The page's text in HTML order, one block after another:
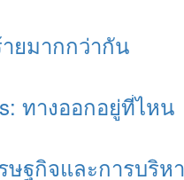
ยมากกว่ากัน
ทางออกอยู่ที่ไหน
ฐกิจและการบริห